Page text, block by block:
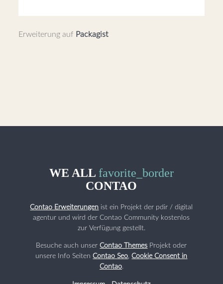
Erweiterung auf Packagist
WE ALL favorite_border
CONTAO
Contao Erweiterungen ist ein Projekt der pdir / digital
agentur und wird der Contao Community kostenlos
zur Verfügung gestellt.
Besuche auch unserContao Themes Projekt oder
unsere Info SeitenContao Seo,Cookie Consent in
Contao.